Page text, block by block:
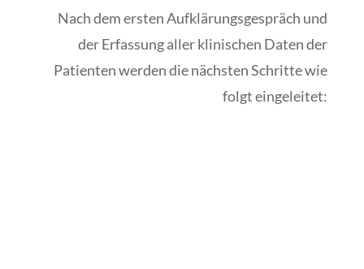
Nach dem ersten Aufklärungsgespräch und
der Erfassung aller klinischen Daten der
Patienten werden die nächsten Schritte wie
folgt eingeleitet: